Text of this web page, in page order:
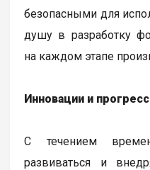
безопасными для
душу в разработку
на каждом этапе
Инновации и прогресс
С течением
развиваться и